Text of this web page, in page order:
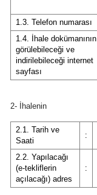
1.3. Telefon numarası
1.4. İhale dokümanının
görülebileceği ve
indirilebileceği internet
sayfası
2- İhalenin
2.1. Tarih ve
Saati
:
2.2. Yapılacağı
(e-tekliflerin
açılacağı) adres
: